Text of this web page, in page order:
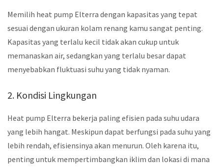
Memilih heat pump Elterra dengan kapasitas yang tepat
sesuai dengan ukuran kolam renang kamu sangat penting.
Kapasitas yang terlalu kecil tidak akan cukup untuk
memanaskan air, sedangkan yang terlalu besar dapat
menyebabkan fluktuasi suhu yang tidak nyaman.
2. Kondisi Lingkungan
Heat pump Elterra bekerja paling efisien pada suhu udara
yang lebih hangat. Meskipun dapat berfungsi pada suhu yang
lebih rendah, efisiensinya akan menurun. Oleh karena itu,
penting untuk mempertimbangkan iklim dan lokasi di mana